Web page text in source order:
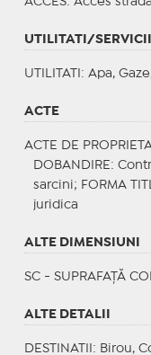
UTILITATI/SERVICII
UTILITATI : Apa,
ACTE
ACTE DE
DOBANDIRE :
sarcini; FORMA
juridica
ALTE DIMENSIUNI
SC - SUPRAFAȚĂ
ALTE DETALII
DESTINATII : Birou,